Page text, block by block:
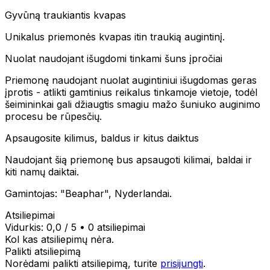
Gyvūną traukiantis kvapas
Unikalus priemonės kvapas itin traukią augintinį.
Nuolat naudojant išugdomi tinkami šuns įpročiai
Priemonę naudojant nuolat augintiniui išugdomas geras
įprotis - atlikti gamtinius reikalus tinkamoje vietoje, todėl
šeimininkai gali džiaugtis smagiu mažo šuniuko auginimo
procesu be rūpesčių.
Apsaugosite kilimus, baldus ir kitus daiktus
Naudojant šią priemonę bus apsaugoti kilimai, baldai ir
kiti namų daiktai.
Gamintojas: "Beaphar", Nyderlandai.
Atsiliepimai
Vidurkis: 0,0 / 5 • 0 atsiliepimai
Kol kas atsiliepimų nėra.
Palikti atsiliepimą
Norėdami palikti atsiliepimą, turite prisijungti.